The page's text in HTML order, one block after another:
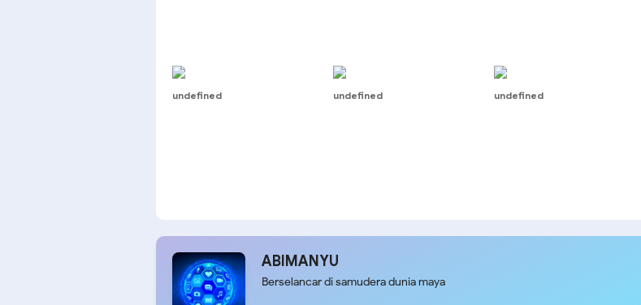
undefined undefined undefined
ABIMANYU
Berselancar di samudera dunia maya